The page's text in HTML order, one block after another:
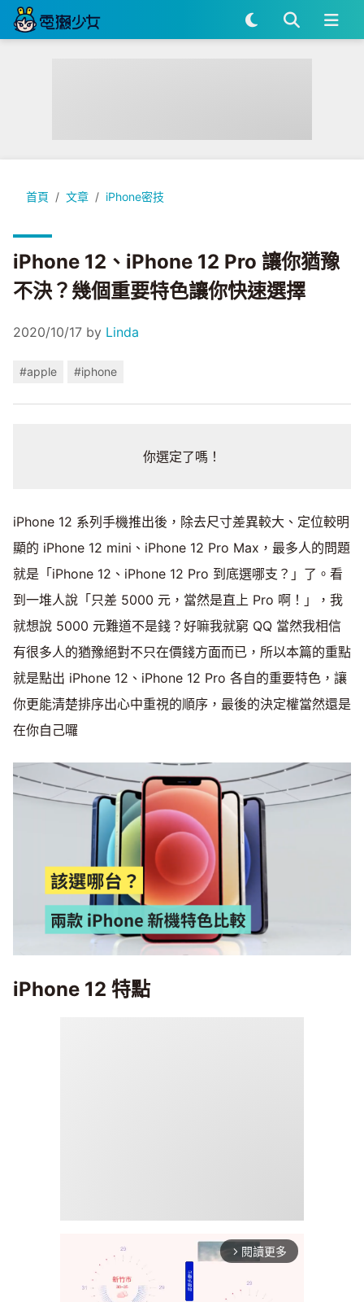
首頁 文章 iPhone密技
iPhone 12、iPhone 12 Pro 讓你猶豫不決？幾個重要特色讓你
iPhone 12、iPhone 12 Pro 讓你猶豫
不決？幾個重要特色讓你快速選擇
2020/10/17 by Linda
#apple #iphone
你選定了嗎！
iPhone 12 系列手機推出後，除去尺寸差異較大、定位較明
顯的 iPhone 12 mini、iPhone 12 Pro Max，最多人的問題
就是「iPhone 12、iPhone 12 Pro 到底選哪支？」了。看
到一堆人說「只差 5000 元，當然是直上 Pro 啊！」，我
就想說 5000 元難道不是錢？好嘛我就窮 QQ 當然我相信
有很多人的猶豫絕對不只在價錢方面而已，所以本篇的重點
就是點出 iPhone 12、iPhone 12 Pro 各自的重要特色，讓
你更能清楚排序出心中重視的順序，最後的決定權當然還是
在你自己囉
iPhone 12 特點
arrow_forward_ios 閱讀更多